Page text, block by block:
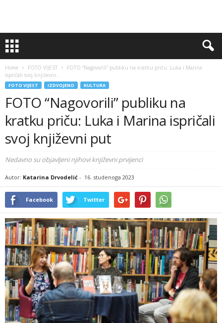
Home FOTO VIJEST
FOTO “Nagovorili” publiku na kratku priču: Luka i Marina
ispričali svoj književni...
FOTO VIJEST IZDVOJENO KULTURA
FOTO “Nagovorili” publiku na
kratku priču: Luka i Marina ispričali
svoj književni put
Nedavno su objavljeni njihovi književni prvijenci
Autor: Katarina Drvodelić - 16. studenoga 2023
Facebook Twitter